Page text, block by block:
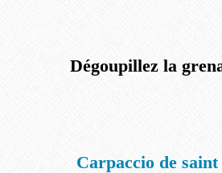
Dégoupillez la
Carpaccio de